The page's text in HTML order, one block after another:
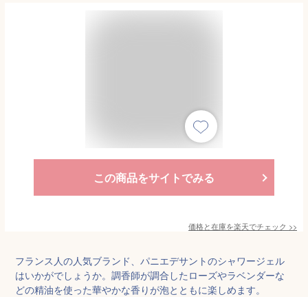
この商品をサイトでみる
価格と在庫を楽天でチェック >>
フランス人の人気ブランド、パニエデサントのシャワージェル
はいかがでしょうか。調香師が調合したローズやラベンダーな
どの精油を使った華やかな香りが泡とともに楽しめます。